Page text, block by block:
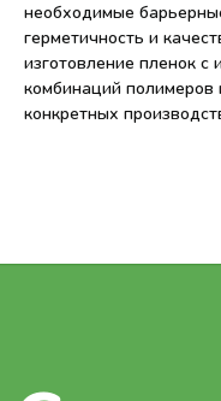
необходимые
герметичность и
изготовление пленок с
комбинаций полимеров
конкретных
с нами